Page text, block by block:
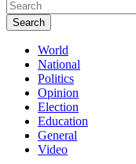
Search
World
National
Politics
Opinion
Election
Education
General
Video